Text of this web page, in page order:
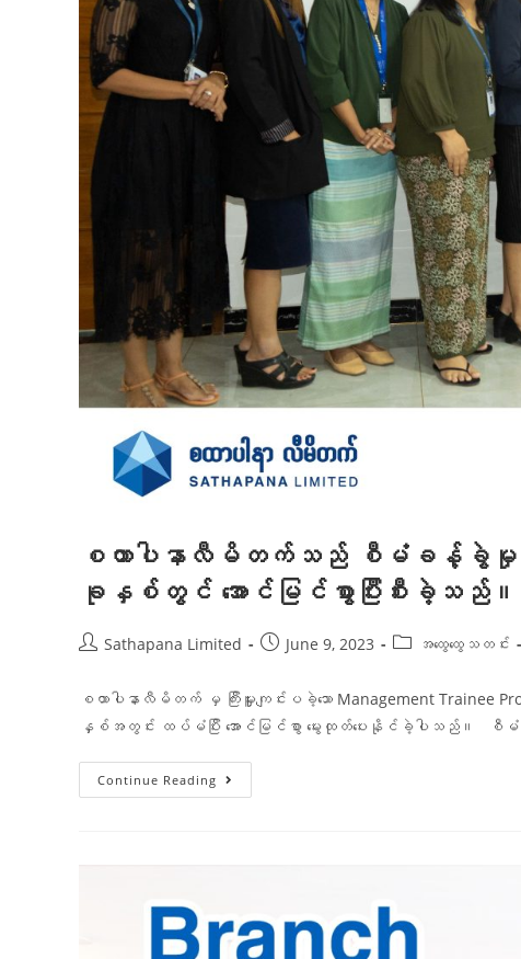
စထာပါနာလီမိတက်သည် စီမံခန့်
ခုနှစ်တွင် အောင်မြင်စွာပြီးစီးခဲ့သည်။
Sathapana Limited June 9, 2023 အထွေထွေသတင်း
စထာပါနာလီမိတက် မှ ကြီးမှူးကျင်းပခဲ့သော
နှစ်အတွင်း ထပ်မံပြီး အောင်မြင်စွာ မွေးထုတ်ပေးနိုင်ခဲ့ပါသည်
Continue Reading